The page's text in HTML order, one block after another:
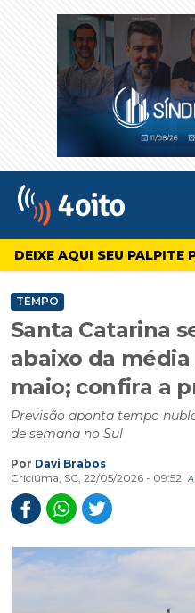
4oito
DEIXE AQUI SEU PALPITE
TEMPO
Santa Catarina
abaixo da
maio; confira a
Previsão aponta tempo
de semana no Sul
Por Davi Brabos
Criciúma, SC, 22/05/2026 - 09:52